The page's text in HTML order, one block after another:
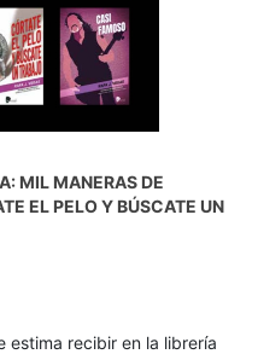
MIL MANERAS DE
EL PELO Y BÚSCATE UN
estima recibir en la librería